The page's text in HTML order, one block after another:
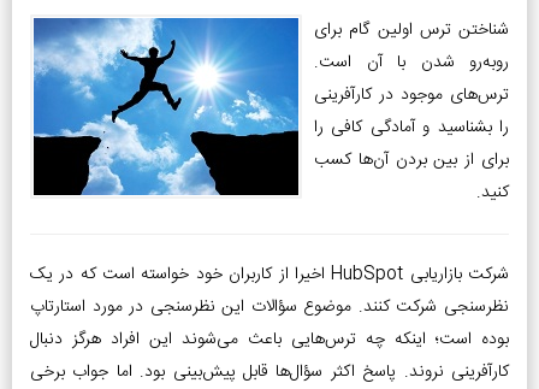
توسعه
مالی
آفرینی
شناختن ترس‌ اولین گام برای
روبه‌رو شدن با آن‌ است.
ترس‌های موجود در کارآفرینی
را بشناسید و آمادگی کافی را
برای از بین بردن آن‌ها کسب
کنید.
شرکت بازاریابی HubSpot اخیرا از کاربران خود خواسته است که در یک
نظرسنجی شرکت کنند. موضوع سؤالات این نظرسنجی در مورد استارتاپ
بوده است؛ اینکه چه ترس‌هایی باعث می‌شوند این افراد هرگز دنبال
کارآفرینی نروند. پاسخ اکثر سؤال‌ها قابل پیش‌بینی بود. اما جواب برخی